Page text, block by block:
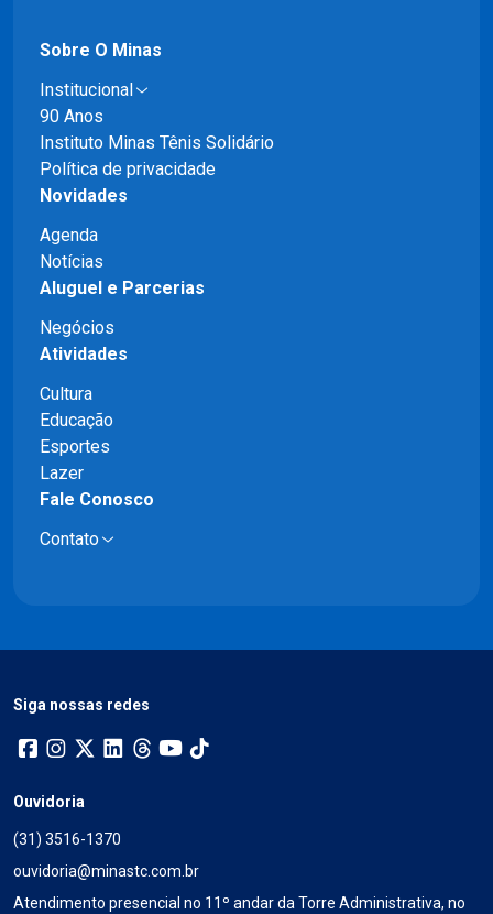
Sobre O Minas
Institucional
90 Anos
Instituto Minas Tênis Solidário
Política de privacidade
Novidades
Agenda
Notícias
Aluguel e Parcerias
Negócios
Atividades
Cultura
Educação
Esportes
Lazer
Fale Conosco
Contato
Siga nossas redes
Ouvidoria
(31) 3516-1370
ouvidoria@minastc.com.br
Atendimento presencial no 11º andar da Torre Administrativa, no